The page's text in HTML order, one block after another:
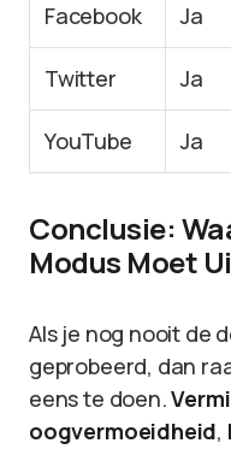
Facebook Ja
Twitter Ja
YouTube Ja
Conclusie:
Modus Moet
Als je nog nooit de
geprobeerd, dan
eens te doen.
oogvermoeidheid,